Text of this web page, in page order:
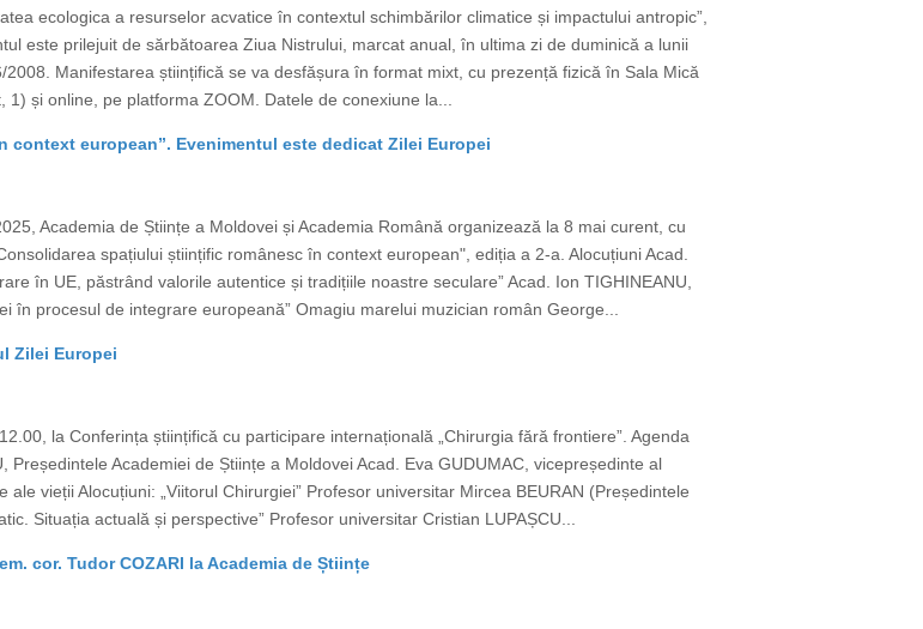
ecologica a resurselor acvatice în contextul schimbărilor climatice și impactului antropic”,
este prilejuit de sărbătoarea Ziua Nistrului, marcat anual, în ultima zi de duminică a lunii
Manifestarea științifică se va desfășura în format mixt, cu prezență fizică în Sala Mică
și online, pe platforma ZOOM. Datele de conexiune la...
european”. Evenimentul este dedicat Zilei Europei
Academia de Științe a Moldovei și Academia Română organizează la 8 mai curent, cu
spațiului științific românesc în context european", ediția a 2-a. Alocuțiuni Acad.
în UE, păstrând valorile autentice și tradițiile noastre seculare” Acad. Ion TIGHINEANU,
în procesul de integrare europeană” Omagiu marelui muzician român George...
Zilei Europei
la Conferința științifică cu participare internațională „Chirurgia fără frontiere”. Agenda
Academiei de Științe a Moldovei Acad. Eva GUDUMAC, vicepreședinte al
vieții Alocuțiuni: „Viitorul Chirurgiei” Profesor universitar Mircea BEURAN (Președintele
Situația actuală și perspective” Profesor universitar Cristian LUPAȘCU...
cor. Tudor COZARI la Academia de Științe